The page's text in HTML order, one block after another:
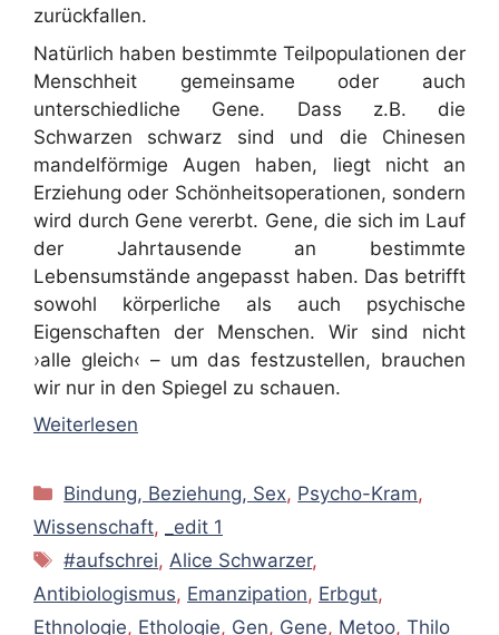
zurückfallen.
Natürlich haben bestimmte Teilpopulationen der
Menschheit gemeinsame oder auch
unterschiedliche Gene. Dass z.B. die
Schwarzen schwarz sind und die Chinesen
mandelförmige Augen haben, liegt nicht an
Erziehung oder Schönheitsoperationen, sondern
wird durch Gene vererbt. Gene, die sich im Lauf
der Jahrtausende an bestimmte
Lebensumstände angepasst haben. Das betrifft
sowohl körperliche als auch psychische
Eigenschaften der Menschen. Wir sind nicht
›alle gleich‹ – um das festzustellen, brauchen
wir nur in den Spiegel zu schauen.
Weiterlesen
Kategorien
Bindung, Beziehung, Sex, Psycho-Kram,
Wissenschaft,
_edit 1
Schlagwörter
#aufschrei,Alice Schwarzer,
Antibiologismus, Emanzipation, Erbgut,
Ethnologie, Ethologie, Gen, Gene, Metoo, Thilo